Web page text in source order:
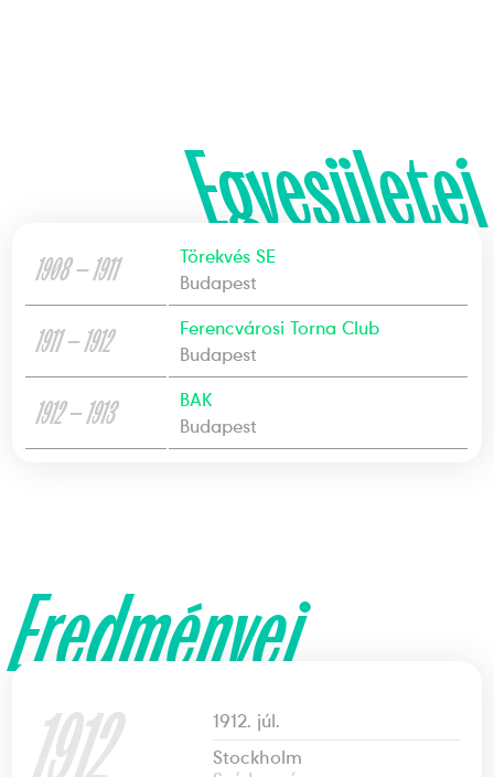
Egyesületei
1908 — 1911
Törekvés SE
Budapest
1911 — 1912
Ferencvárosi Torna Club
Budapest
1912 — 1913
BAK
Budapest
Eredményei
1912
1912. júl.
Stockholm